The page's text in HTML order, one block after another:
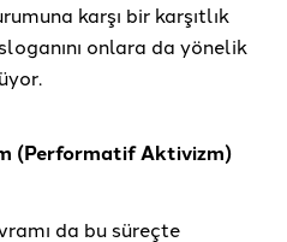
karşı bir karşıtlık
onlara da yönelik
(Performatif Aktivizm)
da bu süreçte